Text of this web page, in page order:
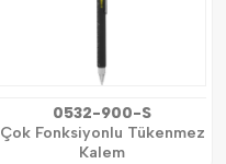
0532-900-S
Çok Fonksiyonlu Tükenmez
Kalem